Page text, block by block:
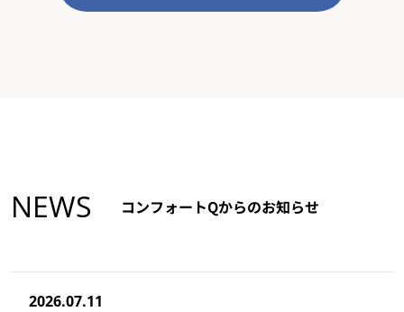
NEWS コンフォートQからのお知らせ
2026.07.11